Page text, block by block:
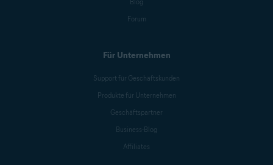
Forum
Für Unternehmen
Support für Geschäftskunden
Produkte für Unternehmen
Geschäftspartner
Business-Blog
Affiliates